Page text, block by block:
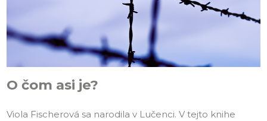
O čom asi je?
Viola Fischerová sa narodila v Lučenci. V tejto knihe